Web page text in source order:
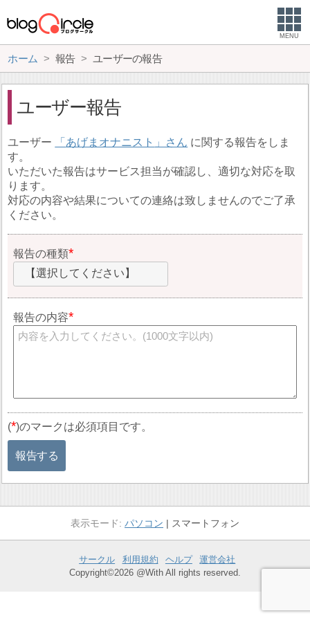
MENU
ホーム 報告 ユーザーの報告
ユーザー報告
ユーザー あげまオナニスト
に関する報告をしま
す。
いただいた報告はサービス担当が確認し、適切な対応を取
ります。
対応の内容や結果についての連絡は致しませんのでご了承
ください。
報告の種類
【選択してください】
報告の内容
(*)のマークは必須項目です。
報告する
パソコン スマートフォン
サークル 利用規約 ヘルプ
運営会社
Copyright©2026 @With All rights reserved.